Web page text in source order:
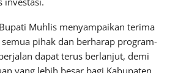
Muhlis menyampaikan terima
pihak dan berharap program-
dapat terus berlanjut, demi
yang lebih besar bagi Kabupaten